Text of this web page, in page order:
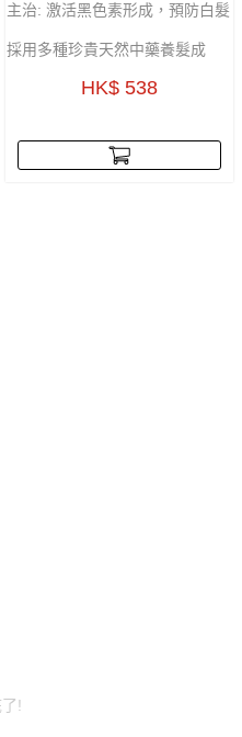
主治: 激活黑色素形成，預防白髮
採用多種珍貴天然中藥養髮成
然烏黑髮色生長，自然變色，無
合使用者: 最佳使用效果，白髮剛
出現或白髮佔約30%時
HK$ 538
!